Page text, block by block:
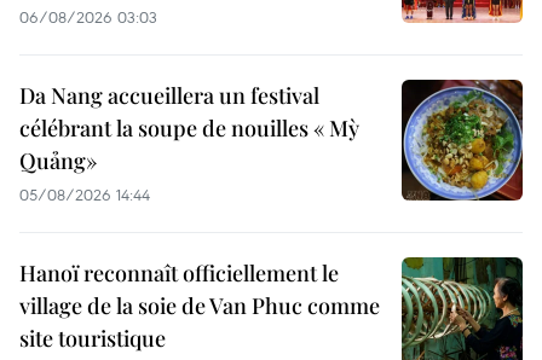
06/08/2026 03:03
Da Nang accueillera un festival
célébrant la soupe de nouilles « Mỳ
Quảng»
05/08/2026 14:44
Hanoï reconnaît officiellement le
village de la soie de Van Phuc comme
site touristique